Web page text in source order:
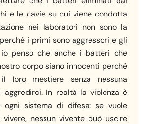
e le cavie su cui viene condotta
nei laboratori non sono la
i primi sono aggressori e gli
penso che anche i batteri che
corpo siano innocenti perché
loro mestiere senza nessuna
aggredirci. In realtà la violenza è
ogni sistema di difesa: se vuole
vivere, nessun vivente può uscire